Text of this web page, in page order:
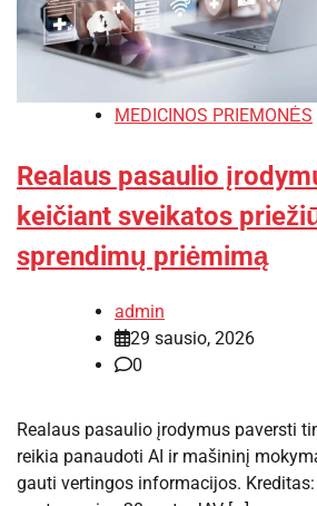
MEDICINOS PRIEMONĖS
Realaus pasaulio
keičiant sveikatos
sprendimų priėmimą
admin
29 sausio, 2026
0
Realaus pasaulio įrodymus paversti
reikia panaudoti AI ir mašininį
gauti vertingos informacijos.